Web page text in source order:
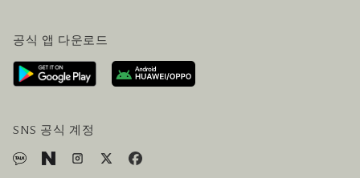
문의하기
방문 계획
오시는길
방문객 서비스
공식 앱 다운로드
SNS 공식 계정